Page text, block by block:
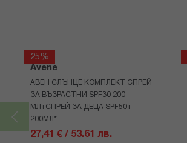
25%
Avene
АВЕН СЛЪНЦЕ КОМПЛЕКТ СПРЕЙ
ЗА ВЪЗРАСТНИ SPF30 200
МЛ+СПРЕЙ ЗА ДЕЦА SPF50+
200МЛ*
27,41 € / 53.61 лв.